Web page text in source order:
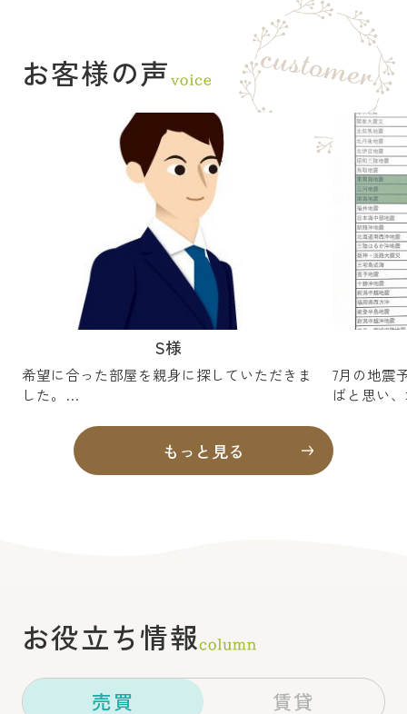
り巻く環境は変化を続けており
ます。 弊社においても新たな
変革の年となります。 社員一
同、身を引き締め、地域に根差
す不動産会社として、 一つ一
つのご縁を大切にし業務に取り
組んでまいります。 本年も変
わらぬご支援、ご厚情を賜りま
すよう、よろしくお願い申し上
げます。
お客様の声
S様
希望に合った部屋を親身に探していただきま
した。
が、こちらの希望条件を丁寧に聞いていただ
き、いくつかの物件を分かりやすく紹介して
いただきました。
できました。
今後とも、宜しくお願いします。
7月の地震
ばと思い
ださい。
もっと見る
お役立ち情報
売買 賃貸